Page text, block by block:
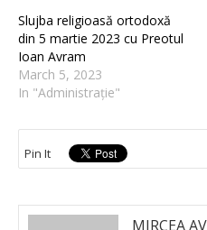
Slujba religioasă ortodoxă
din 5 martie 2023 cu Preotul
Ioan Avram
March 5, 2023
In "Administrație"
Pin It
MIRCEA